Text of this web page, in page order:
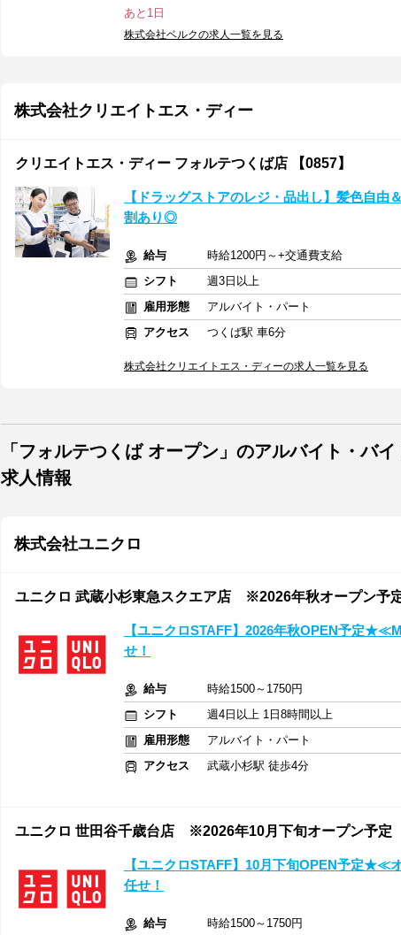
あと1日
株式会社ベルクの求人一覧を見る
株式会社クリエイトエス・ディー
クリエイトエス・ディー フォルテつくば店 【0857】
【ドラッグストアのレジ・品出し】髪色自由
割あり◎
給与
時給1200円～+交通費支給
シフト
週3日以上
雇用形態
アルバイト・パート
アクセス
つくば駅 車6分
株式会社クリエイトエス・ディーの求人一覧を見る
「フォルテつくば オープン」のアルバイト・バ
求人情報
株式会社ユニクロ
ユニクロ 武蔵小杉東急スクエア店 ※2026年秋オープン予
【ユニクロSTAFF】2026年秋OPEN予定
せ！
給与
時給1500～1750円
シフト
週4日以上 1日8時間以上
雇用形態
アルバイト・パート
アクセス
武蔵小杉駅 徒歩4分
ユニクロ 世田谷千歳台店 ※2026年10月下旬オープン予定
【ユニクロSTAFF】10月下旬OPEN予定★≪
任せ！
給与 時給1500～1750円